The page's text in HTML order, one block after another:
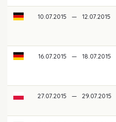
10.07.2015 — 12.07.2015
16.07.2015 — 18.07.2015
27.07.2015 — 29.07.2015